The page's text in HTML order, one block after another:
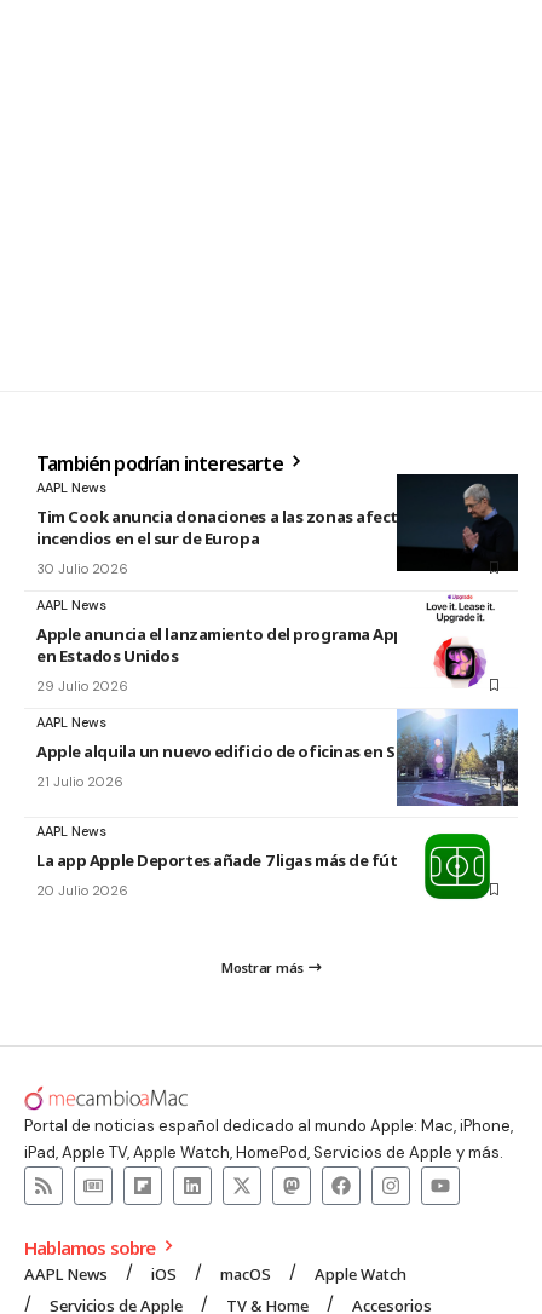
También podrían interesarte
AAPL News
Tim Cook anuncia donaciones a las zonas afectadas por los
incendios en el sur de Europa
30 Julio 2026
AAPL News
Apple anuncia el lanzamiento del programa Apple Upgrade
en Estados Unidos
29 Julio 2026
AAPL News
Apple alquila un nuevo edificio de oficinas en Sunnyvale
21 Julio 2026
AAPL News
La app Apple Deportes añade 7 ligas más de fútbol
20 Julio 2026
Mostrar más
Portal de noticias español dedicado al mundo Apple: Mac, iPhone,
iPad, Apple TV, Apple Watch, HomePod, Servicios de Apple y más.
Hablamos sobre
AAPL News iOS macOS
Apple Watch
Servicios de Apple
TV & Home Accesorios